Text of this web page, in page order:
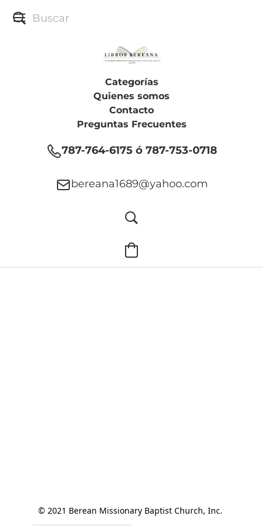
Categorías
Quienes somos
Contacto
Preguntas Frecuentes
787-764-6175 ó 787-753-0718
bereana1689@yahoo.com
© 2021 Berean Missionary Baptist Church, Inc.